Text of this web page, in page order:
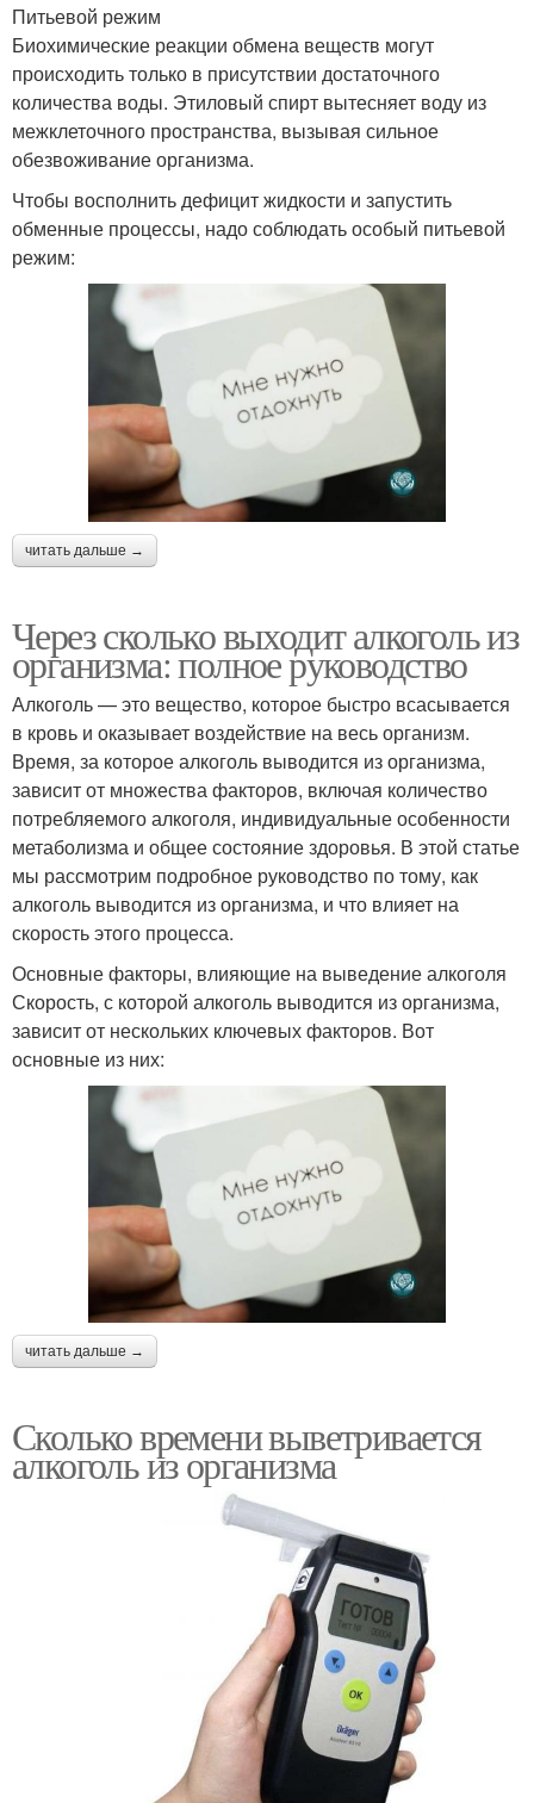
Питьевой режим
Биохимические реакции обмена веществ могут
происходить только в присутствии достаточного
количества воды. Этиловый спирт вытесняет воду из
межклеточного пространства, вызывая сильное
обезвоживание организма.
Чтобы восполнить дефицит жидкости и запустить
обменные процессы, надо соблюдать особый питьевой
режим:
читать дальше →
Через сколько выходит алкоголь из
организма: полное руководство
Алкоголь — это вещество, которое быстро всасывается
в кровь и оказывает воздействие на весь организм.
Время, за которое алкоголь выводится из организма,
зависит от множества факторов, включая количество
потребляемого алкоголя, индивидуальные особенности
метаболизма и общее состояние здоровья. В этой статье
мы рассмотрим подробное руководство по тому, как
алкоголь выводится из организма, и что влияет на
скорость этого процесса.
Основные факторы, влияющие на выведение алкоголя
Скорость, с которой алкоголь выводится из организма,
зависит от нескольких ключевых факторов. Вот
основные из них:
читать дальше →
Сколько времени выветривается
алкоголь из организма